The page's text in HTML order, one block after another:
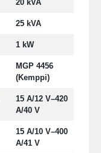
20 kVA
25 kVA
1 kW
MGP 4456
(Kemppi)
15 A/12 V–420
A/40 V
15 A/10 V–400
A/41 V